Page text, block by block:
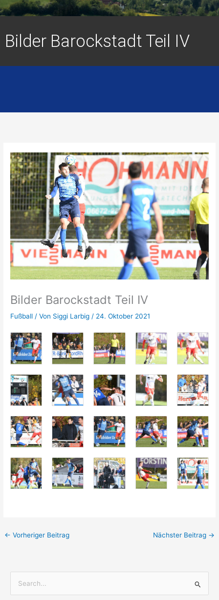
Bilder Barockstadt Teil IV
Bilder Barockstadt Teil IV
Fußball / Von Siggi Larbig / 24. Oktober 2021
← Vorheriger Beitrag Nächster Beitrag →